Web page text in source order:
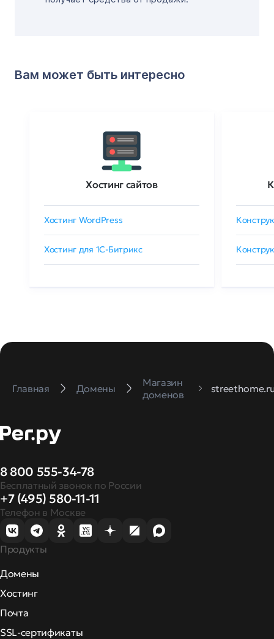
Вам может быть интересно
Хостинг сайтов
Хостинг WordPress
Хостинг для 1C-Битрикс
Главная Домены
Магазин
доменов
8 800 555-34-78
Бесплатный звонок по России
+7 (495) 580-11-11
Телефон в Москве
Продукты
Домены
Хостинг
Почта
SSL-сертификаты